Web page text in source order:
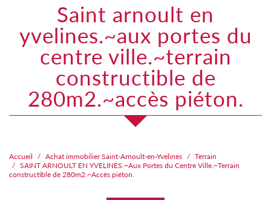
saint arnoult en
yvelines.~aux portes du
centre ville.~terrain
constructible de
280m2.~accès piéton.
Accueil Achat immobilier Saint-Arnoult-en-Yvelines
Terrain
SAINT ARNOULT EN YVELINES.~Aux Portes du Centre Ville.~Terrain
constructible de 280m2.~Accès piéton.